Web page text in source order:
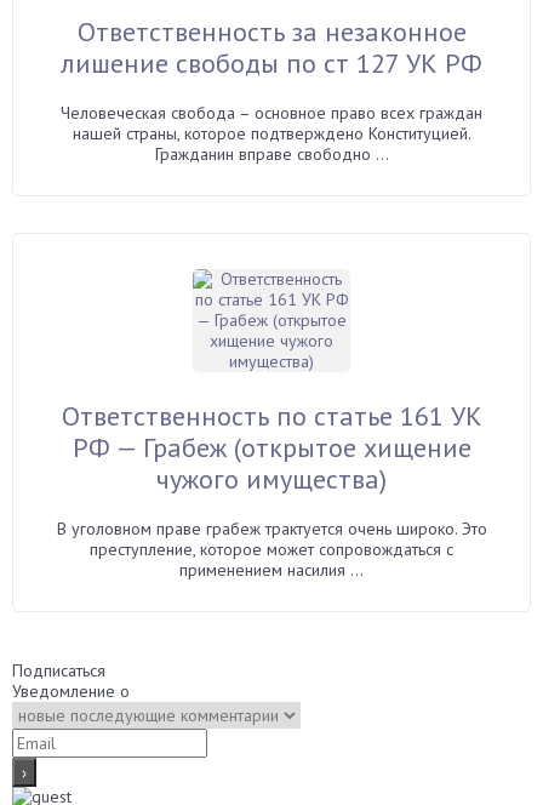
Ответственность за незаконное
лишение свободы по ст 127 УК РФ
Человеческая свобода – основное право всех граждан
нашей страны, которое подтверждено Конституцией.
Гражданин вправе свободно ...
Ответственность по статье 161 УК
РФ — Грабеж (открытое хищение
чужого имущества)
В уголовном праве грабеж трактуется очень широко. Это
преступление, которое может сопровождаться с
применением насилия ...
Подписаться
Уведомление о